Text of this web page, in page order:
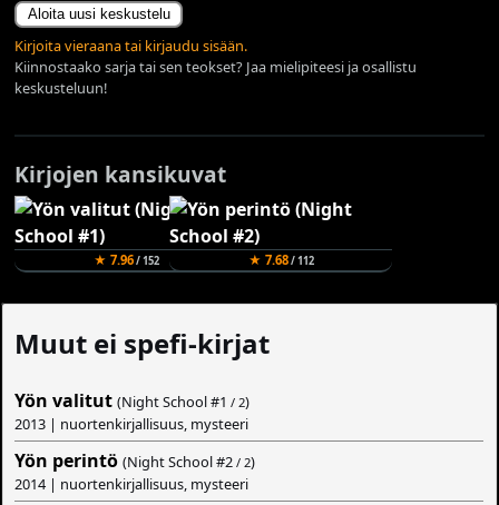
Aloita uusi keskustelu
Kirjoita vieraana tai kirjaudu sisään.
Kiinnostaako sarja tai sen teokset? Jaa mielipiteesi ja osallistu
keskusteluun!
Kirjojen kansikuvat
★ 7.96/ 152 ★ 7.68/ 112
Muut ei spefi-kirjat
Yön valitut (Night School #1 / 2)
2013 | nuortenkirjallisuus, mysteeri
Yön perintö (Night School #2 / 2)
2014 | nuortenkirjallisuus, mysteeri